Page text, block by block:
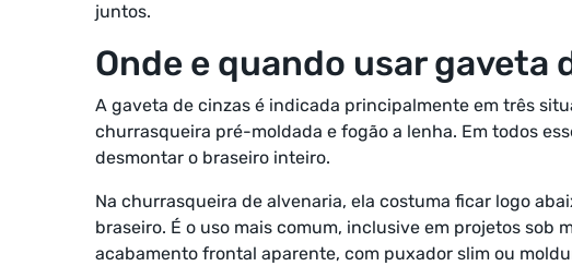
juntos.
Onde e quando usar gaveta
A gaveta de cinzas é indicada principalmente em três
churrasqueira pré-moldada e fogão a lenha. Em todos
desmontar o braseiro inteiro.
Na churrasqueira de alvenaria, ela costuma ficar logo
braseiro. É o uso mais comum, inclusive em projetos sob
acabamento frontal aparente, com puxador slim ou